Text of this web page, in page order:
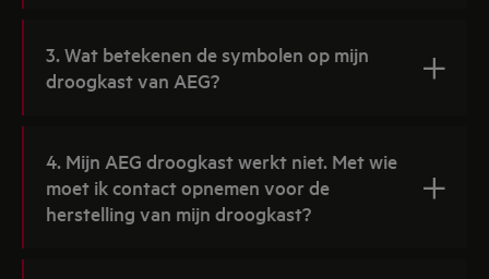
3. Wat betekenen de symbolen op mijn
droogkast van AEG?
4. Mijn AEG droogkast werkt niet. Met wie
moet ik contact opnemen voor de
herstelling van mijn droogkast?